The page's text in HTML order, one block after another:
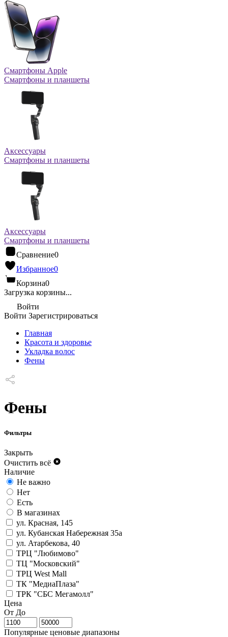
Смартфоны Apple
Смартфоны и планшеты
Аксессуары
Смартфоны и планшеты
Аксессуары
Смартфоны и планшеты
Сравнение0
Избранное0
Корзина0
Загрузка корзины...
Войти
Войти Зарегистрироваться
Главная
Красота и здоровье
Укладка волос
Фены
Фены
Фильтры
Закрыть
Очистить всё
Наличие
Не важно
Нет
Есть
В магазинах
ул. Красная, 145
ул. Кубанская Набережная 35а
ул. Атарбекова, 40
ТРЦ "Любимово"
ТЦ "Московский"
ТРЦ West Mall
ТК "МедиаПлаза"
ТРК "СБС Мегамолл"
Цена
От До
Популярные ценовые диапазоны